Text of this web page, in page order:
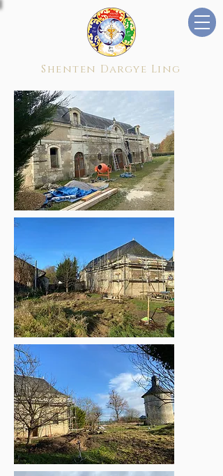
Shenten Dargye Ling